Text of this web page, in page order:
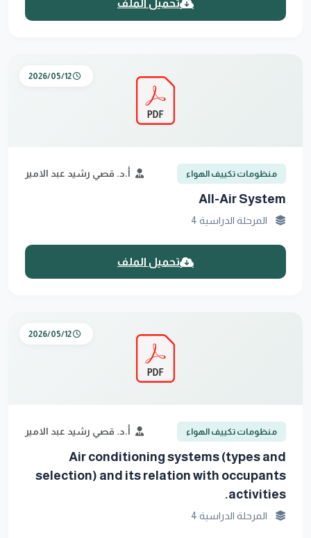
تحميل الملف
2026/05/12
منظومات تكييف الهواء أ.د. قصي رشيد عبد الامير
All-Air System
المرحلة الدراسية 4
تحميل الملف
2026/05/12
منظومات تكييف الهواء أ.د. قصي رشيد عبد الامير
Air conditioning systems (types and
selection) and its relation with occupants
activities.
المرحلة الدراسية 4